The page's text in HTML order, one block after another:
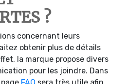
?
concernant leurs
obtenir plus de détails
la marque propose divers
pour les joindre. Dans